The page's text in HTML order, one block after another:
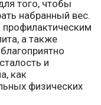
того, чтобы
набранный вес.
профилактическим
а также
и
как
физических